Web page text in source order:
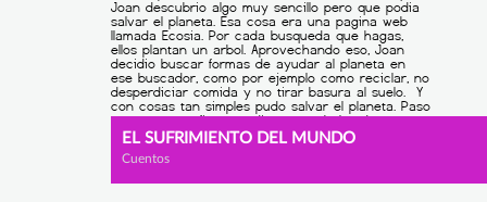
EL SUFRIMIENTO DEL MUNDO
Cuentos